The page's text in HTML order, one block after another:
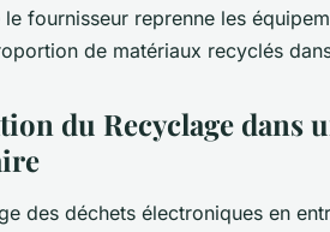
fournisseur reprenne les
de matériaux recyclés
du Recyclage dans
des déchets électroniques en